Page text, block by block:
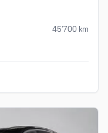
45’700km